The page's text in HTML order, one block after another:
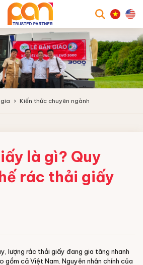
Kiến thức chuyên ngành
là gì? Quy
rác thải giấy
lượng rác thải giấy đang gia tăng nhanh
gồm cả Việt Nam. Nguyên nhân chính của